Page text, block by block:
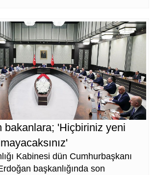
bakanlara; 'Hiçbiriniz yeni
Kabinesi dün Cumhurbaşkanı
başkanlığında son